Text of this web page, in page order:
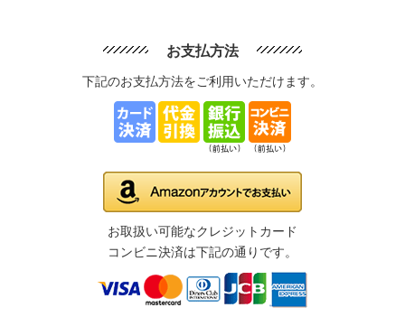
お支払方法
下記のお支払方法をご利用いただけます。
お取扱い可能なクレジットカード
コンビニ決済は下記の通りです。